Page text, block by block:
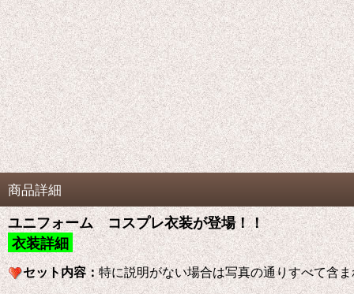
商品詳細
ユニフォーム コスプレ衣装が登場！！
衣装詳細
セット内容：特に説明がない場合は写真の通りすべて含